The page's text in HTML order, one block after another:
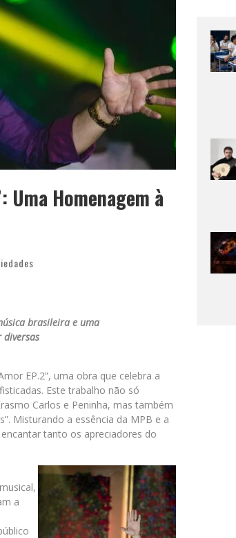
Uma Homenagem à
brasileira e uma
EP.2”, uma obra que celebra a
Este trabalho não só
Carlos e Peninha, mas também
Misturando a essência da MPB e a
tanto os apreciadores do
a